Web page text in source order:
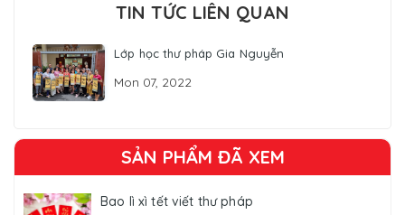
TIN TỨC LIÊN QUAN
Lớp học thư pháp Gia Nguyễn
Mon 07, 2022
SẢN PHẨM ĐÃ XEM
Bao lì xì tết viết thư pháp